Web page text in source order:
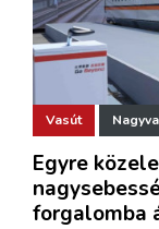
Vasút
Egyre
forgalomba